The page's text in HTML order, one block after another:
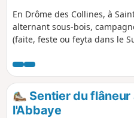
En Drôme des Collines, à
alternant sous-bois,
(faite, feste ou feyta dans le
Sentier du
l'Abbaye